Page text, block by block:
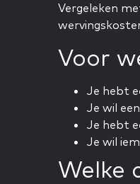
Vergeleken
Voor
Je hebt
Je wil
Je hebt
Je wil
Welke